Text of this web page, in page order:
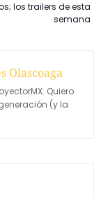
los trailers de esta
semana
Olascoaga
Quiero
(y la